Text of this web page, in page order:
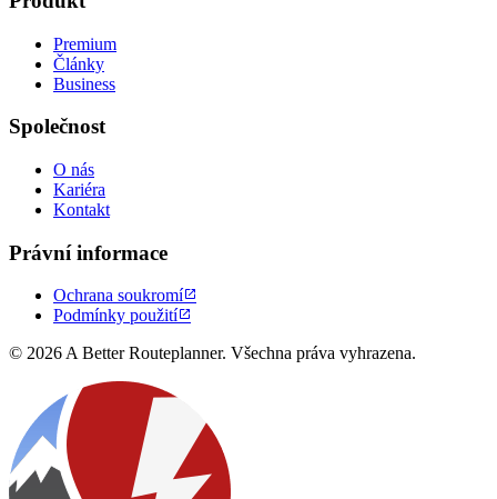
Premium
Články
Business
Společnost
O nás
Kariéra
Kontakt
Právní informace
Ochrana soukromí
Podmínky použití
© 2026 A Better Routeplanner. Všechna práva vyhrazena.